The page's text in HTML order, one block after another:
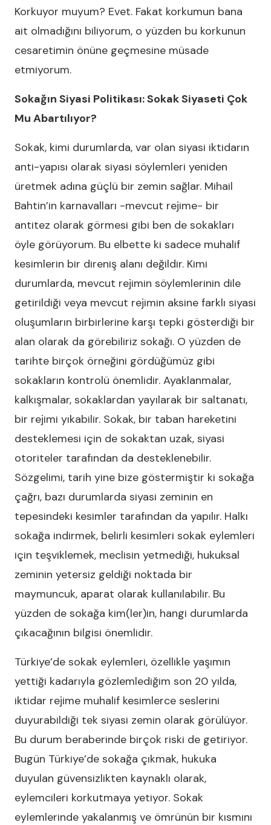
Korkuyor muyum? Evet. Fakat korkumun bana
ait olmadığını biliyorum, o yüzden bu korkunun
cesaretimin önüne geçmesine müsade
etmiyorum.
Sokağın Siyasi Politikası: Sokak Siyaseti Çok
Mu Abartılıyor?
Sokak, kimi durumlarda, var olan siyasi iktidarın
anti-yapısı olarak siyasi söylemleri yeniden
üretmek adına güçlü bir zemin sağlar. Mihail
Bahtin’in karnavalları -mevcut rejime- bir
antitez olarak görmesi gibi ben de sokakları
öyle görüyorum. Bu elbette ki sadece muhalif
kesimlerin bir direniş alanı değildir. Kimi
durumlarda, mevcut rejimin söylemlerinin dile
getirildiği veya mevcut rejimin aksine farklı siyasi
oluşumların birbirlerine karşı tepki gösterdiği bir
alan olarak da görebiliriz sokağı. O yüzden de
tarihte birçok örneğini gördüğümüz gibi
sokakların kontrolü önemlidir. Ayaklanmalar,
kalkışmalar, sokaklardan yayılarak bir saltanatı,
bir rejimi yıkabilir. Sokak, bir taban hareketini
desteklemesi için de sokaktan uzak, siyasi
otoriteler tarafından da desteklenebilir.
Sözgelimi, tarih yine bize göstermiştir ki sokağa
çağrı, bazı durumlarda siyasi zeminin en
tepesindeki kesimler tarafından da yapılır. Halkı
sokağa indirmek, belirli kesimleri sokak eylemleri
için teşviklemek, meclisin yetmediği, hukuksal
zeminin yetersiz geldiği noktada bir
maymuncuk, aparat olarak kullanılabilir. Bu
yüzden de sokağa kim(ler)in, hangi durumlarda
çıkacağının bilgisi önemlidir.
Türkiye’de sokak eylemleri, özellikle yaşımın
yettiği kadarıyla gözlemlediğim son 20 yılda,
iktidar rejime muhalif kesimlerce seslerini
duyurabildiği tek siyasi zemin olarak görülüyor.
Bu durum beraberinde birçok riski de getiriyor.
Bugün Türkiye’de sokağa çıkmak, hukuka
duyulan güvensizlikten kaynaklı olarak,
eylemcileri korkutmaya yetiyor. Sokak
eylemlerinde yakalanmış ve ömrünün bir kısmını